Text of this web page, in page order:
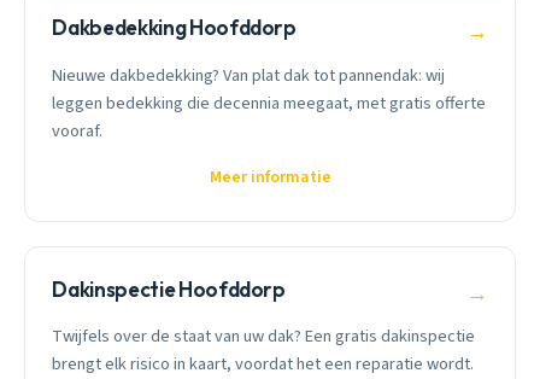
Dakbedekking Hoofddorp →
Nieuwe dakbedekking? Van plat dak tot pannendak: wij
leggen bedekking die decennia meegaat, met gratis offerte
vooraf.
Meer informatie
Dakinspectie Hoofddorp →
Twijfels over de staat van uw dak? Een gratis dakinspectie
brengt elk risico in kaart, voordat het een reparatie wordt.